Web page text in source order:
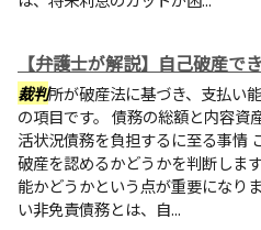
【弁護士が解説】自己破産で
裁判所が破産法に基づき、支払い
の項目です。 債務の総額と内容資
活状況債務を負担するに至る事情
破産を認めるかどうかを判断しま
能かどうかという点が重要になり
い非免責債務とは、自...